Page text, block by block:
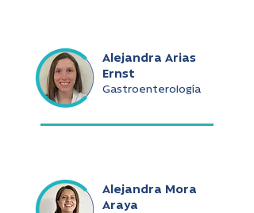
Alejandra Arias
Ernst
Gastroenterología
Alejandra Mora
Araya